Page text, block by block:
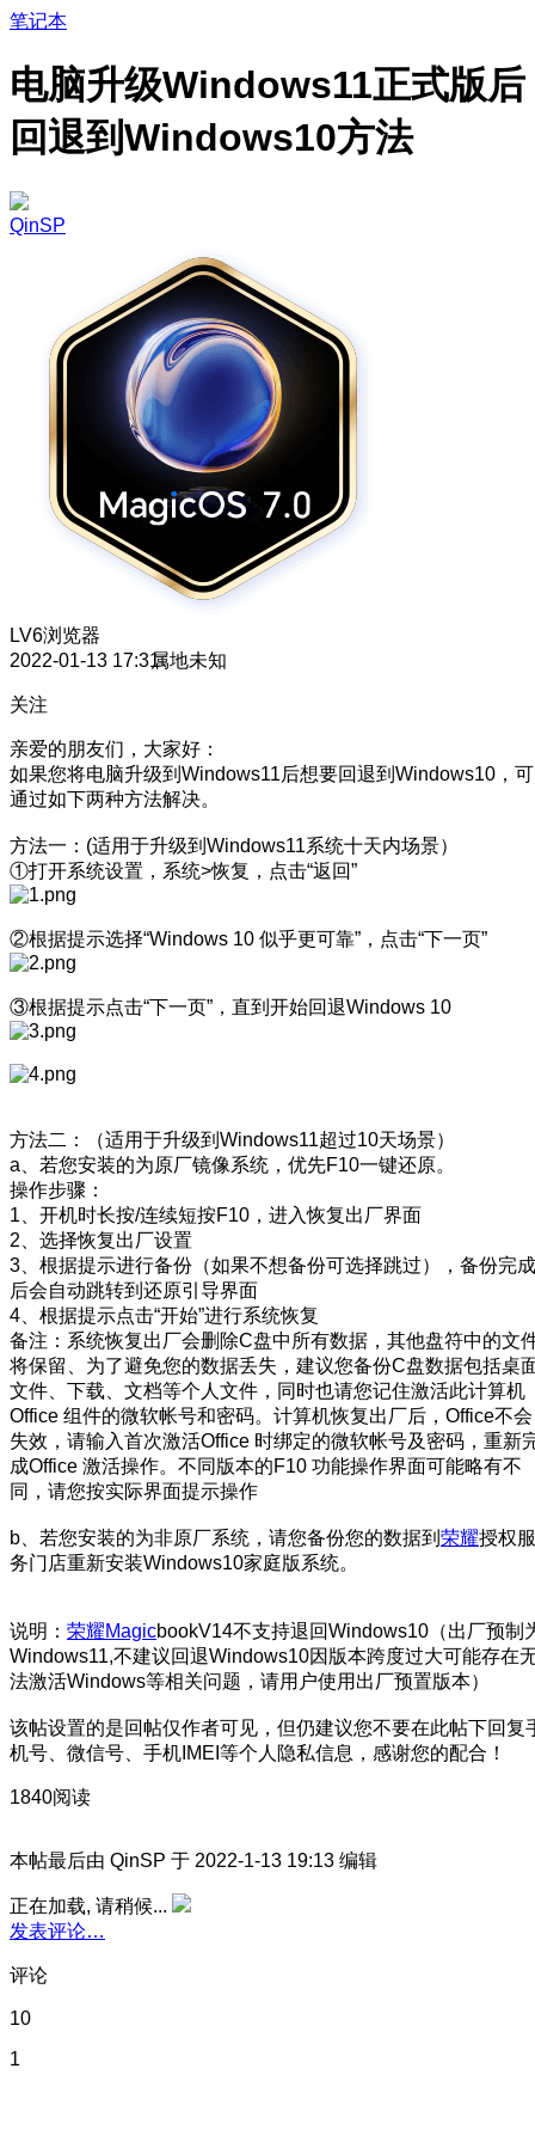
笔记本
电脑升级Windows11正式版后
回退到Windows10方法
QinSP
LV6浏览器
2022-01-13 17:31属地未知
关注
亲爱的朋友们，大家好：
如果您将电脑升级到Windows11后想要回退到Windows10，可
通过如下两种方法解决。
方法一：(适用于升级到Windows11系统十天内场景）
①打开系统设置，系统>恢复，点击“返回”
②根据提示选择“Windows 10 似乎更可靠”，点击“下一页”
③根据提示点击“下一页”，直到开始回退Windows 10
方法二：（适用于升级到Windows11超过10天场景）
a、若您安装的为原厂镜像系统，优先F10一键还原。
操作步骤：
1、开机时长按/连续短按F10，进入恢复出厂界面
2、选择恢复出厂设置
3、根据提示进行备份（如果不想备份可选择跳过），备份完成
后会自动跳转到还原引导界面
4、根据提示点击“开始”进行系统恢复
备注：系统恢复出厂会删除C盘中所有数据，其他盘符中的文
将保留、为了避免您的数据丢失，建议您备份C盘数据包括桌
文件、下载、文档等个人文件，同时也请您记住激活此计算机
Office 组件的微软帐号和密码。计算机恢复出厂后，Office不会
失效，请输入首次激活Office 时绑定的微软帐号及密码，重新
成Office 激活操作。不同版本的F10 功能操作界面可能略有不
同，请您按实际界面提示操作
b、若您安装的为非原厂系统，请您备份您的数据到 荣耀授权服
务门店重新安装Windows10家庭版系统。
说明： 荣耀MagicbookV14不支持退回Windows10（出厂预制
Windows11,不建议回退Windows10因版本跨度过大可能存在
法激活Windows等相关问题，请用户使用出厂预置版本）
该帖设置的是回帖仅作者可见，但仍建议您不要在此帖下回复
机号、微信号、手机IMEI等个人隐私信息，感谢您的配合！
1840阅读
本帖最后由 QinSP 于 2022-1-13 19:13 编辑
正在加载, 请稍候...
发表评论…
评论
10
1